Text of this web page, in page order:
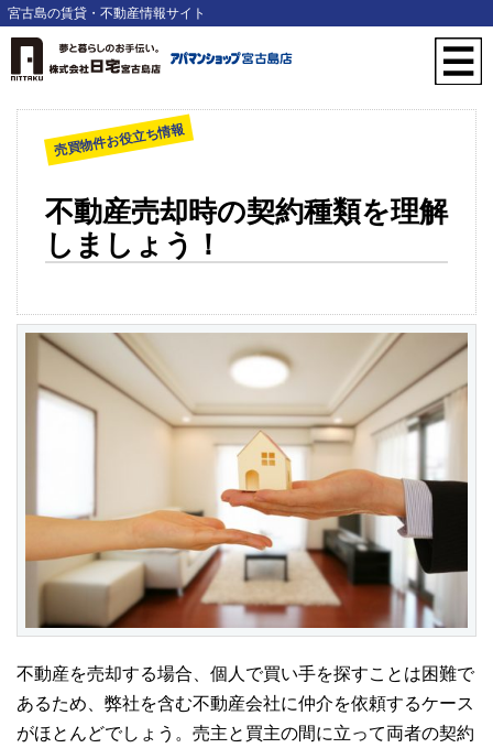
宮古島の賃貸・不動産情報サイト
売買物件お役立ち情報
不動産売却時の契約種類を理解
しましょう！
不動産を売却する場合、個人で買い手を探すことは困難で
あるため、弊社を含む不動産会社に仲介を依頼するケース
がほとんどでしょう。売主と買主の間に立って両者の契約